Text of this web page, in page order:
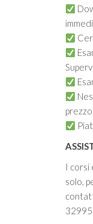
prezzo.
I corsi
solo,